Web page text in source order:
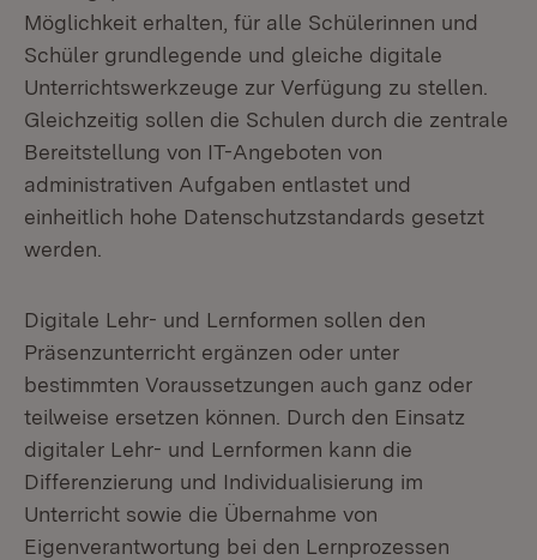
Möglichkeit erhalten, für alle Schülerinnen und
Schüler grundlegende und gleiche digitale
Unterrichtswerkzeuge zur Verfügung zu stellen.
Gleichzeitig sollen die Schulen durch die zentrale
Bereitstellung von IT-Angeboten von
administrativen Aufgaben entlastet und
einheitlich hohe Datenschutzstandards gesetzt
werden.
Digitale Lehr- und Lernformen sollen den
Präsenzunterricht ergänzen oder unter
bestimmten Voraussetzungen auch ganz oder
teilweise ersetzen können. Durch den Einsatz
digitaler Lehr- und Lernformen kann die
Differenzierung und Individualisierung im
Unterricht sowie die Übernahme von
Eigenverantwortung bei den Lernprozessen